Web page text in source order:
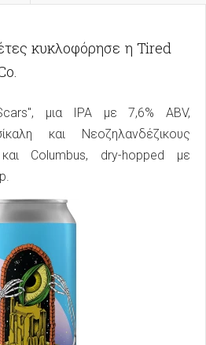
κυκλοφόρησε η Tired
μια IPA με 7,6% ABV,
και Νεοζηλανδέζικους
Columbus, dry-hopped με